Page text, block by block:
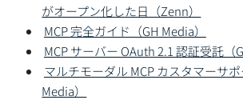
がオープン化した日（Zenn）
MCP 完全ガイド（GH Media）
MCP サーバー OAuth 2.1 認証受託（
マルチモーダル MCP カスタマーサ
Media）